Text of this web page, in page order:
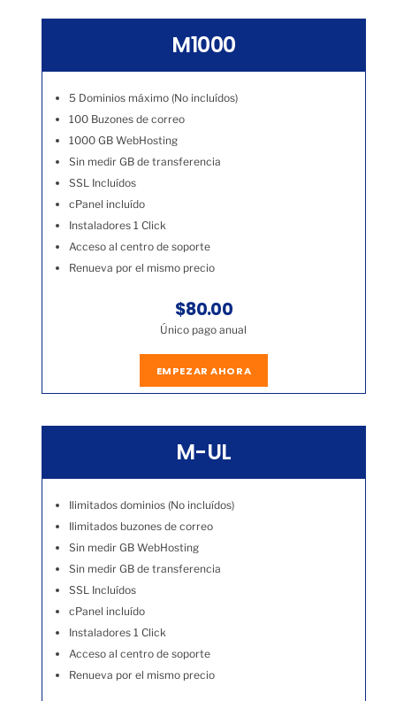
M1000
5 Dominios máximo (No incluídos)
100 Buzones de correo
1000 GB WebHosting
Sin medir GB de transferencia
SSL Incluídos
cPanel incluído
Instaladores 1 Click
Acceso al centro de soporte
Renueva por el mismo precio
$80.00
Único pago anual
EMPEZAR AHORA
M-UL
Ilimitados dominios (No incluídos)
Ilimitados buzones de correo
Sin medir GB WebHosting
Sin medir GB de transferencia
SSL Incluídos
cPanel incluído
Instaladores 1 Click
Acceso al centro de soporte
Renueva por el mismo precio